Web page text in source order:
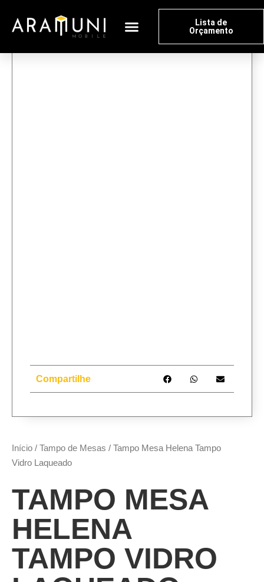
Lista de
Orçamento
Início / Tampo de Mesas / Tampo Mesa Helena Tampo
Vidro Laqueado
TAMPO MESA
HELENA
TAMPO VIDRO
Compartilhe